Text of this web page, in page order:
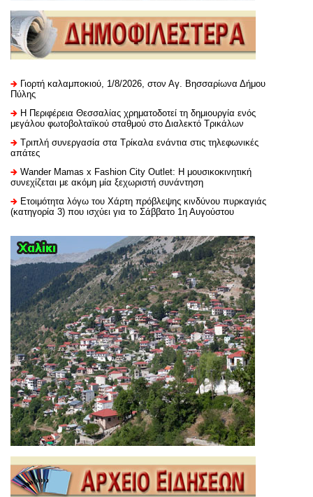
Γιορτή καλαμποκιού, 1/8/2026, στον Αγ. Βησσαρίωνα Δήμου
Πύλης
H Περιφέρεια Θεσσαλίας χρηματοδοτεί τη δημιουργία ενός
μεγάλου φωτοβολταϊκού σταθμού στο Διαλεκτό Τρικάλων
Τριπλή συνεργασία στα Τρίκαλα ενάντια στις τηλεφωνικές
απάτες
Wander Mamas x Fashion City Outlet: Η μουσικοκινητική
συνεχίζεται με ακόμη μία ξεχωριστή συνάντηση
Ετοιμότητα λόγω του Χάρτη πρόβλεψης κινδύνου πυρκαγιάς
(κατηγορία 3) που ισχύει για το Σάββατο 1η Αυγούστου